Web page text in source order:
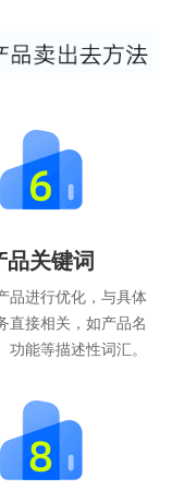
品关键词
品进行优化，与具体
直接相关，如产品名
功能等描述性词汇。